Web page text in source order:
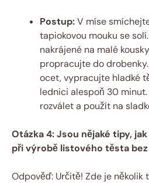
Postup:V míse
tapiokovou mouku se
nakrájené na malé
propracujte do
ocet, vypracujte hladké
lednici alespoň 30
rozválet a použít na
Otázka 4: Jsou nějaké tipy,
při výrobě listového těsta
Odpověď: Určitě! Zde je několik